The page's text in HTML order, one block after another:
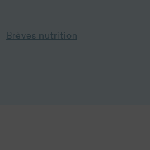
Brèves nutrition